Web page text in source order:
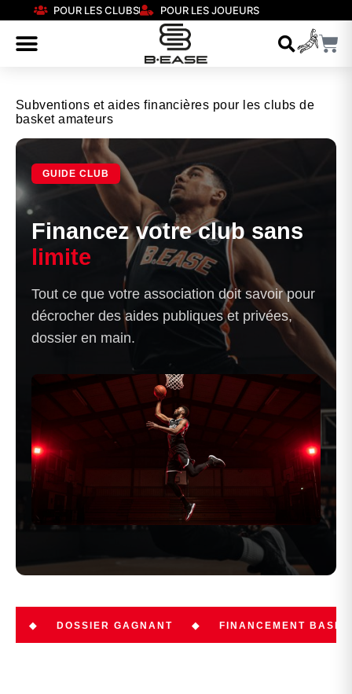
POUR LES CLUBS POUR LES JOUEURS
Subventions et aides financières pour les clubs de
basket amateurs
GUIDE CLUB
Financez votre club sans
limite
Tout ce que votre association doit savoir pour
décrocher des aides publiques et privées,
dossier en main.
GAGNANT ◆ FINANCEMENT BASKET ◆